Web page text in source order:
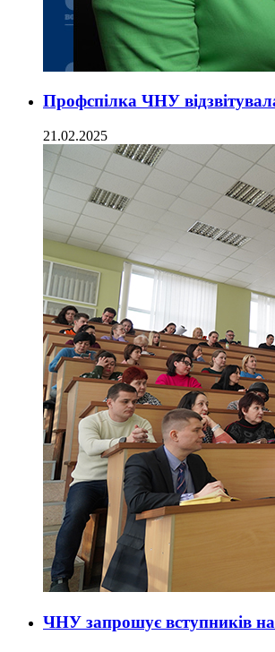
Профспілка ЧНУ
21.02.2025
ЧНУ запрошує вступників на